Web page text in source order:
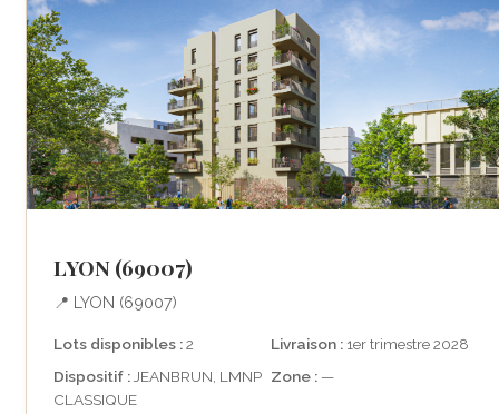
LYON (69007)
📍 LYON (69007)
Lots disponibles :2 Livraison : 1er trimestre 2028
Dispositif : JEANBRUN, LMNP
CLASSIQUE
Zone : —